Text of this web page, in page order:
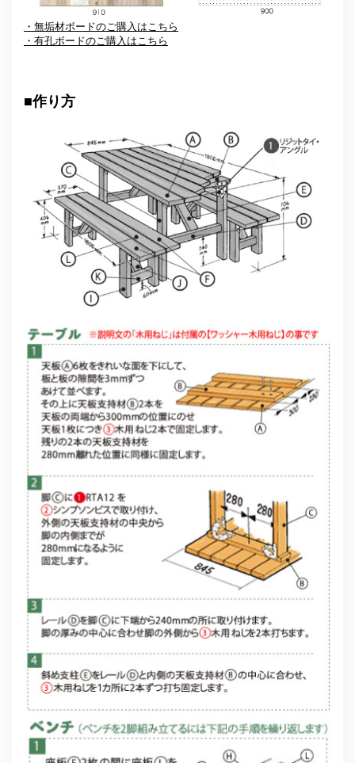
・無垢材ボードのご購入はこちら
・有孔ボードのご購入はこちら
■作り方